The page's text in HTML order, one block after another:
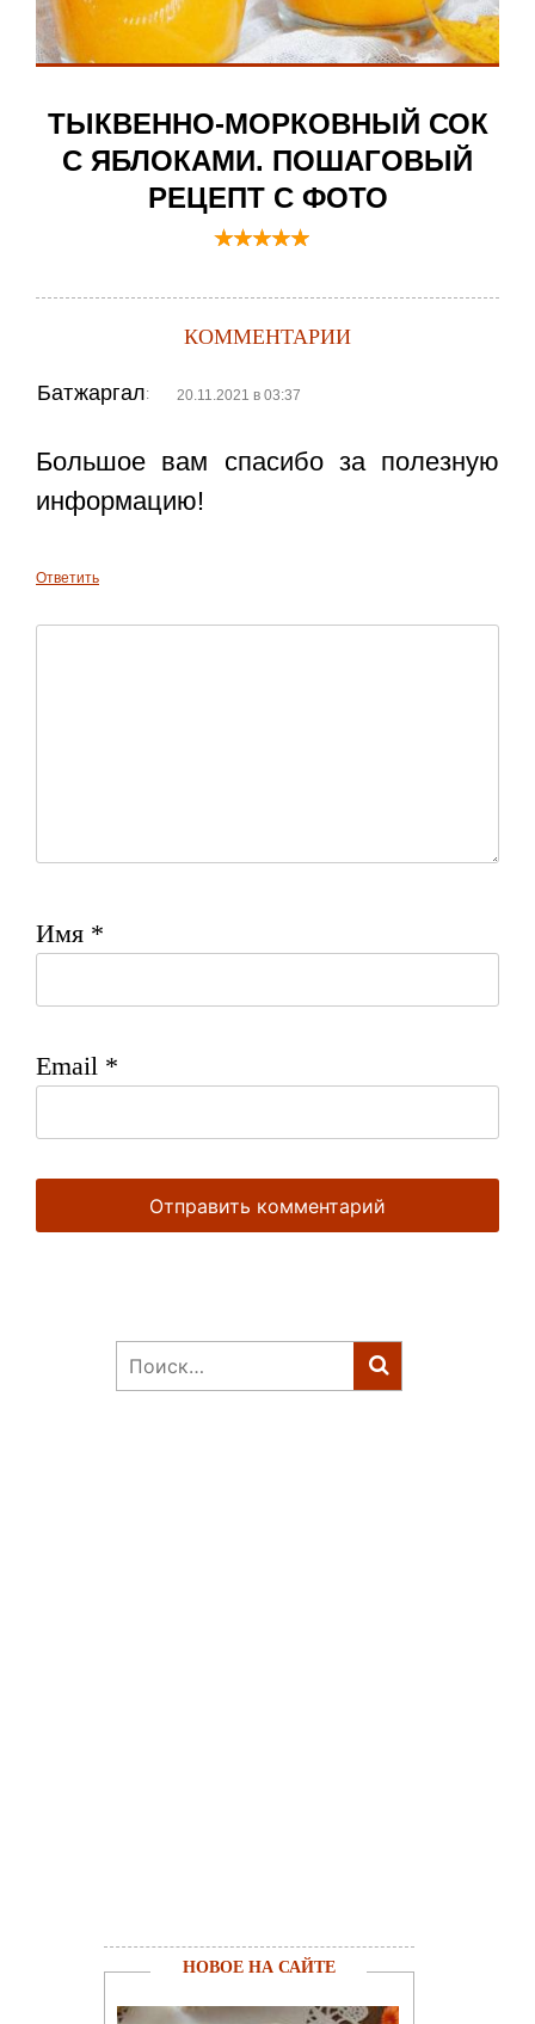
ТЫКВЕННО-МОРКОВНЫЙ СОК
С ЯБЛОКАМИ. ПОШАГОВЫЙ
РЕЦЕПТ С ФОТО
КОММЕНТАРИИ
Батжаргал: 20.11.2021 в 03:37
Большое вам спасибо за полезную
информацию!
Ответить
Имя *
Email *
Найти:
НОВОЕ НА САЙТЕ